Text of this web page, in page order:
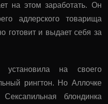
на этом заработать. Он
адлерского товарища
готовит и выдает себя за
установила на своего
рингтон. Но Аллочке
блондинка